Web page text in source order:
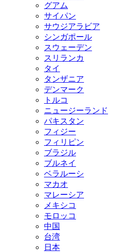
グアム
サイパン
サウジアラビア
シンガポール
スウェーデン
スリランカ
タイ
タンザニア
デンマーク
トルコ
ニュージーランド
パキスタン
フィジー
フィリピン
ブラジル
ブルネイ
ベラルーシ
マカオ
マレーシア
メキシコ
モロッコ
中国
台湾
日本